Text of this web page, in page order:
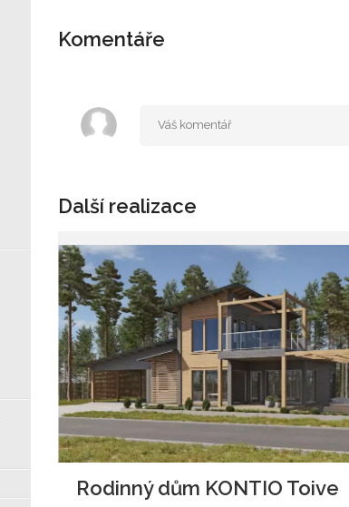
Komentáře
Další realizace
Rodinný dům KONTIO Toive